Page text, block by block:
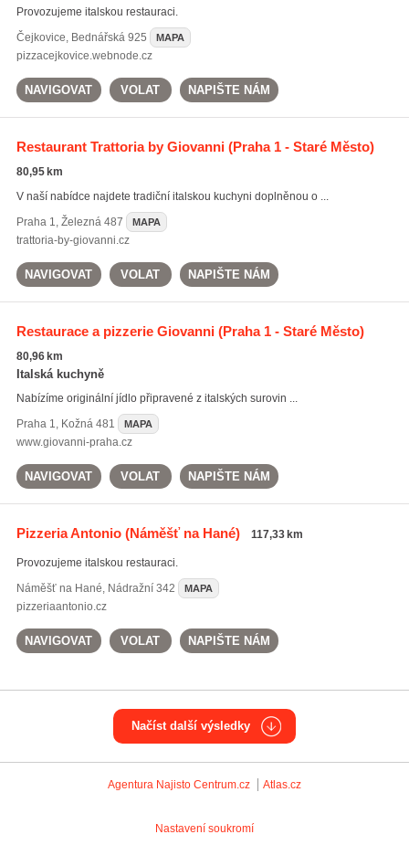
Provozujeme italskou restauraci.
Čejkovice, Bednářská 925 MAPA
pizzacejkovice.webnode.cz
NAVIGOVAT VOLAT NAPIŠTE NÁM
Restaurant Trattoria by Giovanni(Praha 1 - Staré Město)
80,95 km
V naší nabídce najdete tradiční italskou kuchyni doplněnou o ...
Praha 1, Železná 487 MAPA
trattoria-by-giovanni.cz
NAVIGOVAT VOLAT NAPIŠTE NÁM
Restaurace a pizzerie Giovanni(Praha 1 - Staré Město)
80,96 km
Italská kuchyně
Nabízíme originální jídlo připravené z italských surovin ...
Praha 1, Kožná 481 MAPA
www.giovanni-praha.cz
NAVIGOVAT VOLAT NAPIŠTE NÁM
Pizzeria Antonio(Náměšť na Hané) 117,33 km
Provozujeme italskou restauraci.
Náměšť na Hané, Nádražní 342 MAPA
pizzeriaantonio.cz
NAVIGOVAT VOLAT NAPIŠTE NÁM
Načíst další výsledky
Agentura Najisto Centrum.cz Atlas.cz
Nastavení soukromí